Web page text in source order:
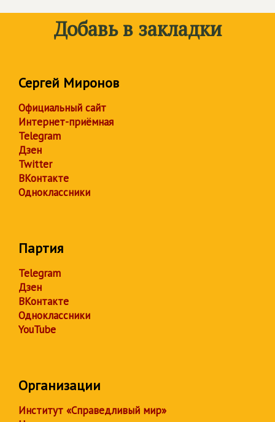
Добавь в закладки
Сергей Миронов
Официальный сайт
Интернет-приёмная
Telegram
Дзен
Twitter
ВКонтакте
Одноклассники
Партия
Telegram
Дзен
ВКонтакте
Одноклассники
YouTube
Организации
Институт «Справедливый мир»